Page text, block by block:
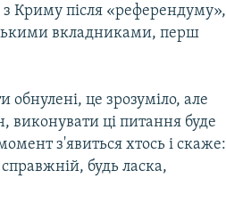
Криму після «референдуму»,
вкладниками, перш
обнулені, це зрозуміло, але
виконувати ці питання буде
з'явиться хтось і скаже:
будь ласка,